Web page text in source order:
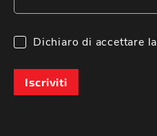
Dichiaro di accettare la
Iscriviti